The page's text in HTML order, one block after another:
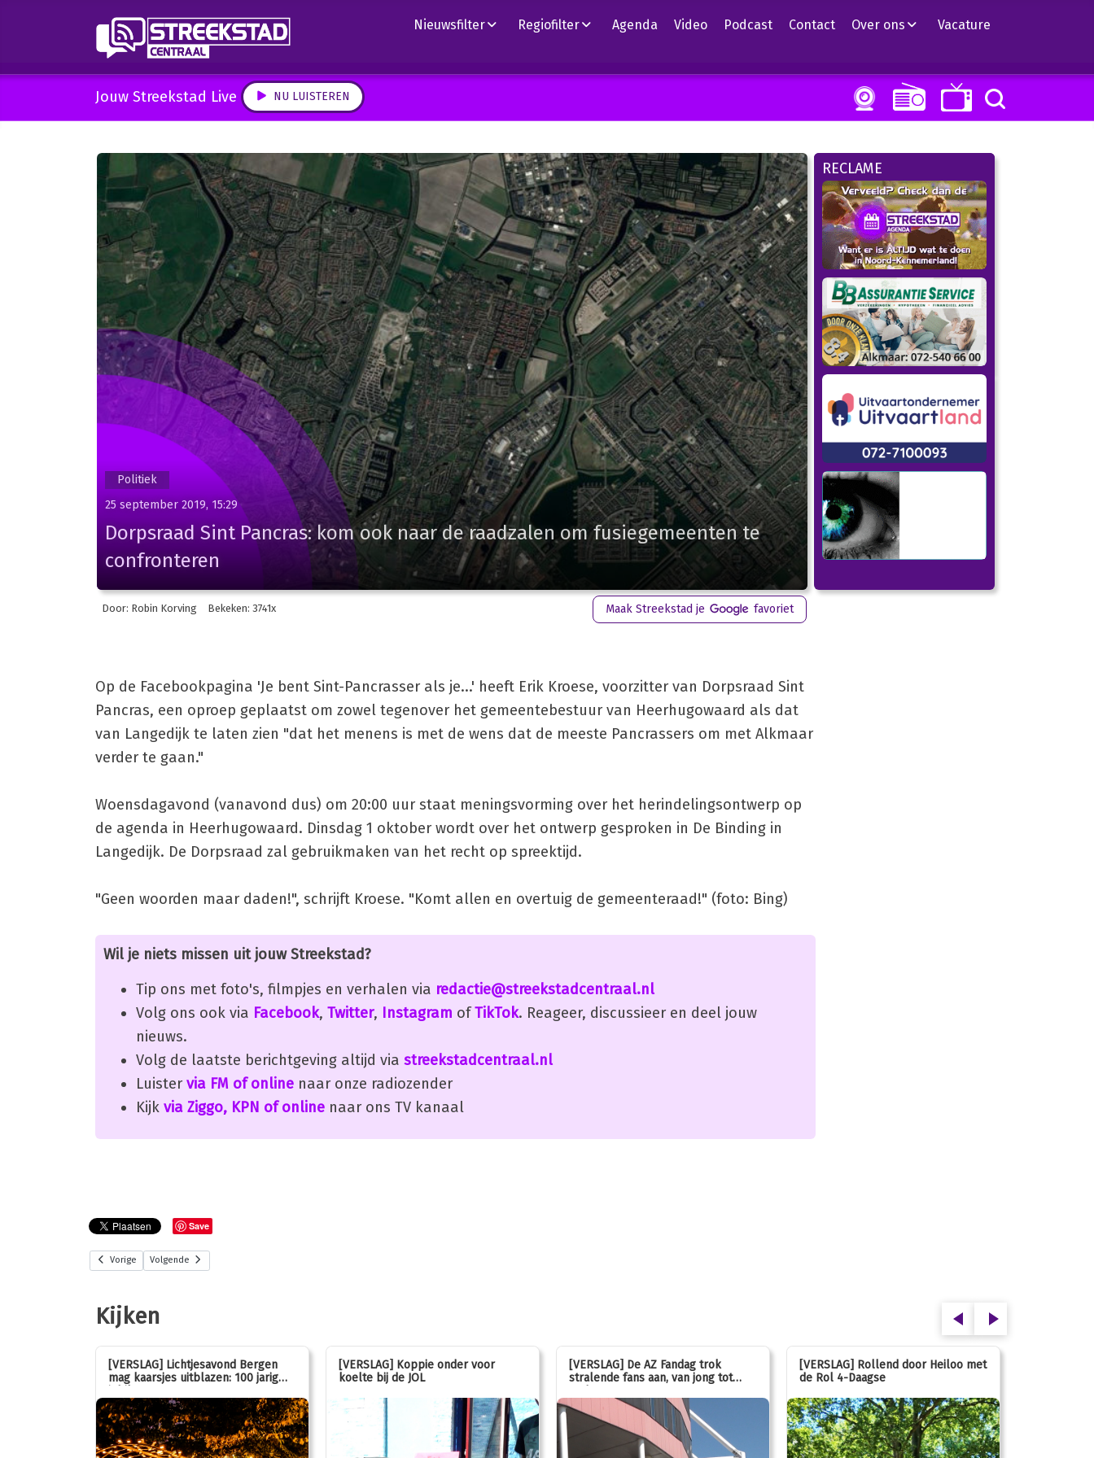
Nieuwsfilter Regiofilter Agenda Video Podcast Contact Over ons Vacature
Jouw Streekstad Live NU LUISTEREN
RECLAME
Politiek
25 september 2019, 15:29
Dorpsraad Sint Pancras: kom ook naar de raadzalen om fusiegemeenten te
confronteren
Door: Robin Korving Bekeken: 3741x Maak Streekstad je favoriet
Op de Facebookpagina 'Je bent Sint-Pancrasser als je...' heeft Erik Kroese, voorzitter van Dorpsraad Sint
Pancras, een oproep geplaatst om zowel tegenover het gemeentebestuur van Heerhugowaard als dat
van Langedijk te laten zien "dat het menens is met de wens dat de meeste Pancrassers om met Alkmaar
verder te gaan."
Woensdagavond (vanavond dus) om 20:00 uur staat meningsvorming over het herindelingsontwerp op
de agenda in Heerhugowaard. Dinsdag 1 oktober wordt over het ontwerp gesproken in De Binding in
Langedijk. De Dorpsraad zal gebruikmaken van het recht op spreektijd.
"Geen woorden maar daden!", schrijft Kroese. "Komt allen en overtuig de gemeenteraad!" (foto: Bing)
Wil je niets missen uit jouw Streekstad?
Tip ons met foto's, filmpjes en verhalen via redactie@streekstadcentraal.nl
Volg ons ook via Facebook, Twitter, Instagram ofTikTok. Reageer, discussieer en deel jouw
nieuws.
Volg de laatste berichtgeving altijd via streekstadcentraal.nl
Luister via FM of online naar onze radiozender
Kijk via Ziggo, KPN of online naar ons TV kanaal
Save
Vorige Volgende
Kijken
[VERSLAG] Lichtjesavond Bergen
mag kaarsjes uitblazen: 100 jarig
[VERSLAG] Koppie onder voor
koelte bij de JOL
[VERSLAG] De AZ Fandag trok
stralende fans aan, van jong tot
[VERSLAG] Rollend door Heiloo met
de Rol 4-Daagse